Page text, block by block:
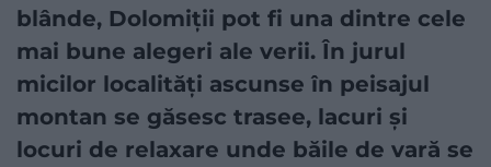
blânde, Dolomiții pot fi una dintre cele
mai bune alegeri ale verii. În jurul
micilor localități ascunse în peisajul
montan se găsesc trasee, lacuri și
locuri de relaxare unde băile de vară se